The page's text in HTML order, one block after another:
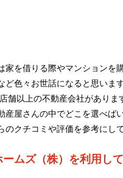
家を借りる際やマンションを
ど色々お世話になると思います
舗以上の不動産会社がありま
産屋さんの中でどこを選べば
のクチコミや評価を参考にし
ムズ（株）を利用し